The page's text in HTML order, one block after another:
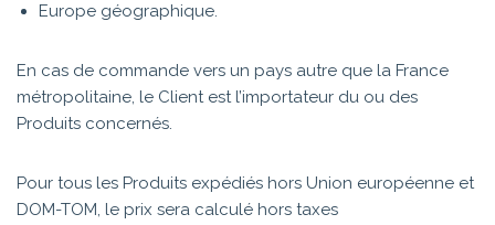
Europe géographique.
En cas de commande vers un pays autre que la France
métropolitaine, le Client est l’importateur du ou des
Produits concernés.
Pour tous les Produits expédiés hors Union européenne et
DOM-TOM, le prix sera calculé hors taxes